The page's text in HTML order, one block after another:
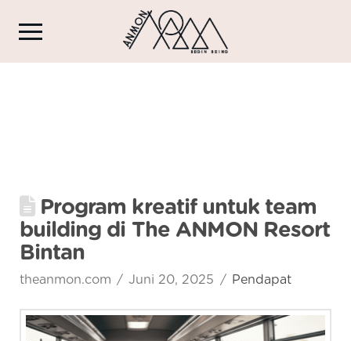
Program kreatif untuk team
building di The ANMON Resort
Bintan
theanmon.com Juni 20, 2025 Pendapat